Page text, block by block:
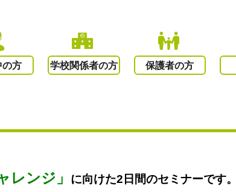
の方 学校関係者の方 保護者の方
レンジ」 に向けた2日間のセミナーです。